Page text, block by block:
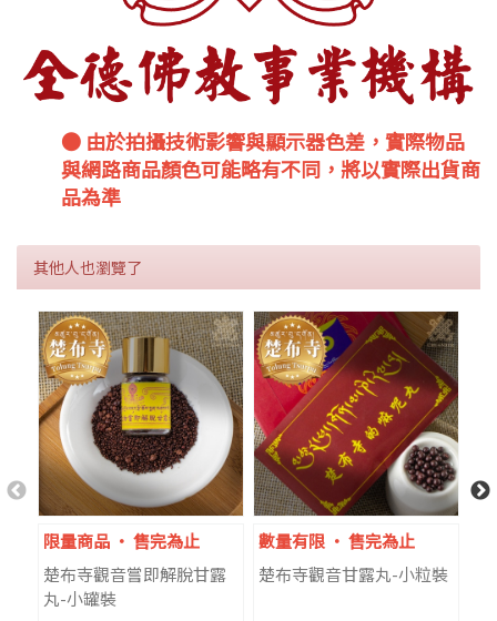
● 由於拍攝技術影響與顯示器色差，實際物品
與網路商品顏色可能略有不同，將以實際出貨商
品為準
其他人也瀏覽了
限量商品 ‧ 售完為止
楚布寺觀音嘗即解脫甘露
丸-小罐裝
數量有限 ‧ 售完為止
楚布寺觀音甘露丸-小粒裝